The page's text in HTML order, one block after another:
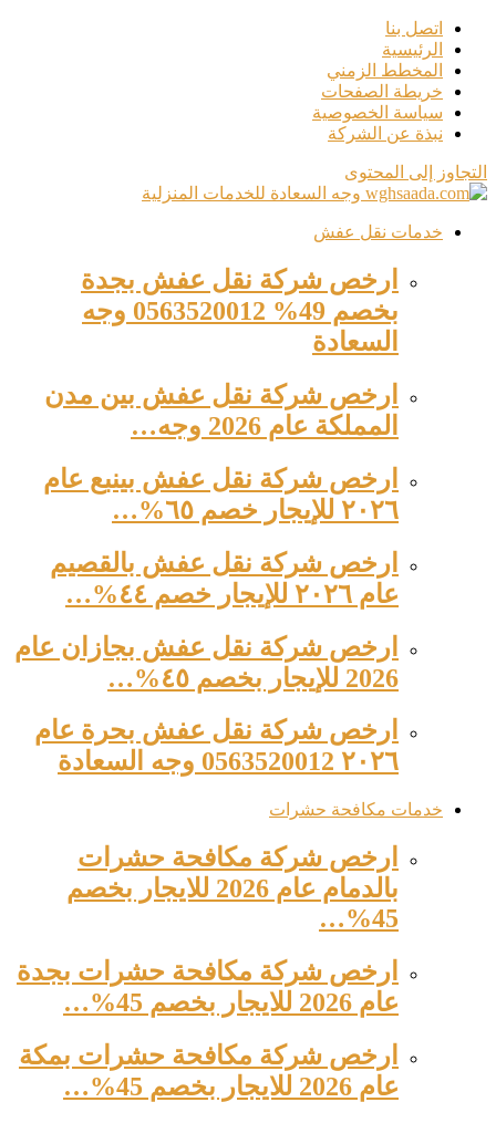
اتصل بنا
الرئيسية
المخطط الزمني
خريطة الصفحات
سياسة الخصوصية
نبذة عن الشركة
التجاوز إلى المحتوى
خدمات نقل عفش
ارخص شركة نقل عفش بجدة
بخصم 49% 0563520012 وجه
السعادة
ارخص شركة نقل عفش بين مدن
المملكة عام 2026 وجه…
ارخص شركة نقل عفش بينبع عام
٢٠٢٦ للإيجار خصم ٦٥%…
ارخص شركة نقل عفش بالقصيم
عام ٢٠٢٦ للإيجار خصم ٤٤%…
ارخص شركة نقل عفش بجازان عام
2026 للإيجار بخصم ٤٥%…
ارخص شركة نقل عفش بحرة عام
٢٠٢٦ 0563520012 وجه السعادة
خدمات مكافحة حشرات
ارخص شركة مكافحة حشرات
بالدمام عام 2026 للايجار بخصم
45%…
ارخص شركة مكافحة حشرات بجدة
عام 2026 للايجار بخصم 45%…
ارخص شركة مكافحة حشرات بمكة
عام 2026 للايجار بخصم 45%…